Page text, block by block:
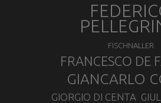
FISCHNALLER
FRANCESCO DE
GIANCARLO
GIORGIO DI CENTA